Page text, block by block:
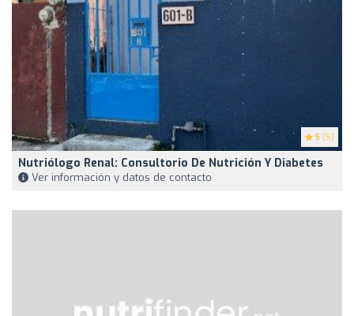
5 (5)
Nutriólogo Renal: Consultorio De Nutrición Y Diabetes
Ver información y datos de contacto